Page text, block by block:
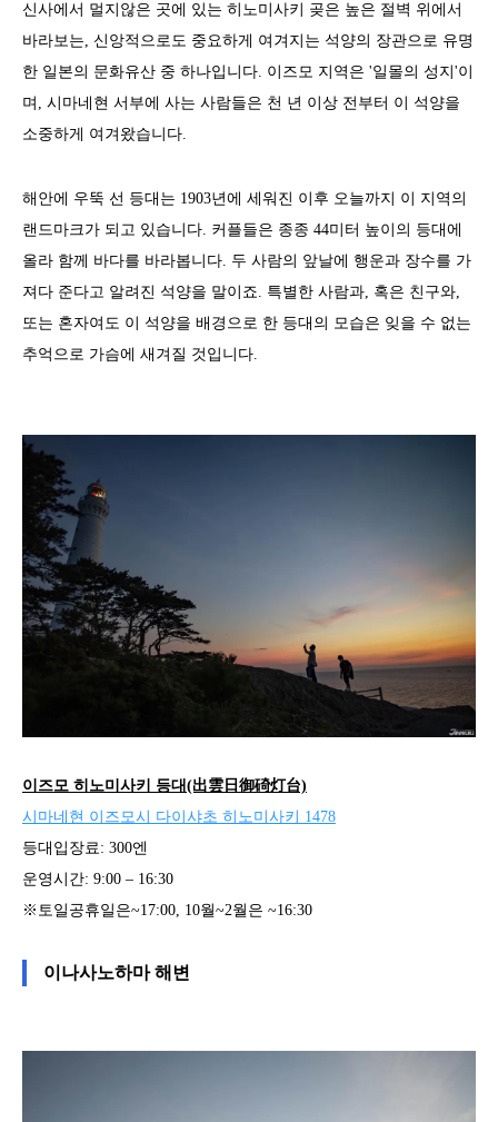
신사에서 멀지않은 곳에 있는 히노미사키 곶은 높은 절벽 위에서
바라보는, 신앙적으로도 중요하게 여겨지는 석양의 장관으로 유명
한 일본의 문화유산 중 하나입니다. 이즈모 지역은 '일몰의 성지'이
며, 시마네현 서부에 사는 사람들은 천 년 이상 전부터 이 석양을
소중하게 여겨왔습니다.
해안에 우뚝 선 등대는 1903년에 세워진 이후 오늘까지 이 지역의
랜드마크가 되고 있습니다. 커플들은 종종 44미터 높이의 등대에
올라 함께 바다를 바라봅니다. 두 사람의 앞날에 행운과 장수를 가
져다 준다고 알려진 석양을 말이죠. 특별한 사람과, 혹은 친구와,
또는 혼자여도 이 석양을 배경으로 한 등대의 모습은 잊을 수 없는
추억으로 가슴에 새겨질 것입니다.
이즈모 히노미사키 등대(出雲日御碕灯台)
시마네현 이즈모시 다이샤초 히노미사키 1478
등대입장료: 300엔
운영시간: 9:00 – 16:30
※토일공휴일은~17:00, 10월~2월은 ~16:30
이나사노하마 해변